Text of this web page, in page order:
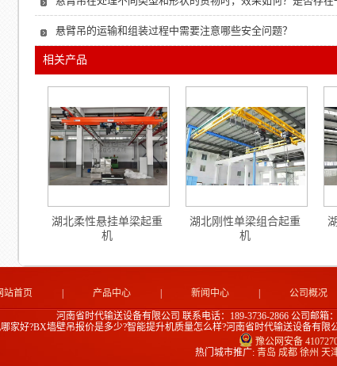
悬臂吊的运输和组装过程中需要注意哪些安全问题？
相关产品
湖北柔性悬挂单梁起重
机
湖北刚性单梁组合起重
机
站首页 | 产品中心 | 新闻中心 | 公司概况
河南省时代输送设备有限公司 联系电话：189-3736-2866 公司邮箱：
家好?BX墙壁吊报价是多少?智能提升机质量怎么样?河南省时代输送设备有
豫公网安备
热门城市推广: 青岛 成都 徐州 天